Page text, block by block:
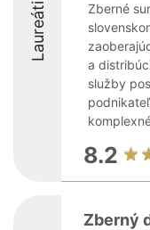
Laureáti
Zberné
a
služby
8.2
Zberný